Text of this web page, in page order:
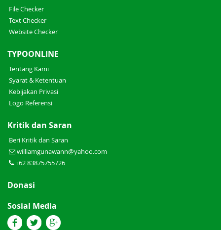
File Checker
Text Checker
Website Checker
TYPOONLINE
Tentang Kami
Syarat & Ketentuan
Kebijakan Privasi
Logo Referensi
Kritik dan Saran
Beri Kritik dan Saran
williamgunawann@yahoo.com
+62 83875755726
Donasi
Sosial Media